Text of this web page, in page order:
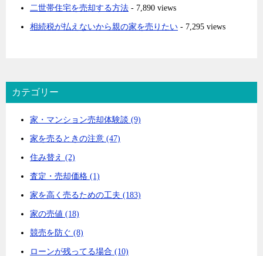
二世帯住宅を売却する方法 - 7,890 views
相続税が払えないから親の家を売りたい - 7,295 views
カテゴリー
家・マンション売却体験談 (9)
家を売るときの注意 (47)
住み替え (2)
査定・売却価格 (1)
家を高く売るための工夫 (183)
家の売値 (18)
競売を防ぐ (8)
ローンが残ってる場合 (10)